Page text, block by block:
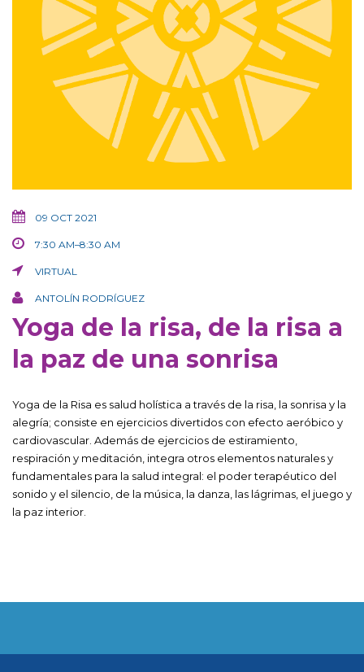
09 OCT 2021
7:30 AM–8:30 AM
VIRTUAL
ANTOLÍN RODRÍGUEZ
Yoga de la risa, de la risa a
la paz de una sonrisa
Yoga de la Risa es salud holística a través de la risa, la sonrisa y la
alegría; consiste en ejercicios divertidos con efecto aeróbico y
cardiovascular. Además de ejercicios de estiramiento,
respiración y meditación, integra otros elementos naturales y
fundamentales para la salud integral: el poder terapéutico del
sonido y el silencio, de la música, la danza, las lágrimas, el juego y
la paz interior.